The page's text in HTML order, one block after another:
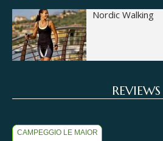
Nordic Walking
REVIEWS
CAMPEGGIO LE MAIOR